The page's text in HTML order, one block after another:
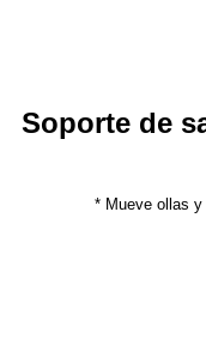
Soporte de
* Mueve ollas y